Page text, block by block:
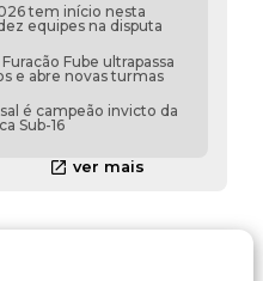
tem início nesta
equipes na disputa
Fube ultrapassa
e abre novas turmas
é campeão invicto da
Sub-16
ver mais